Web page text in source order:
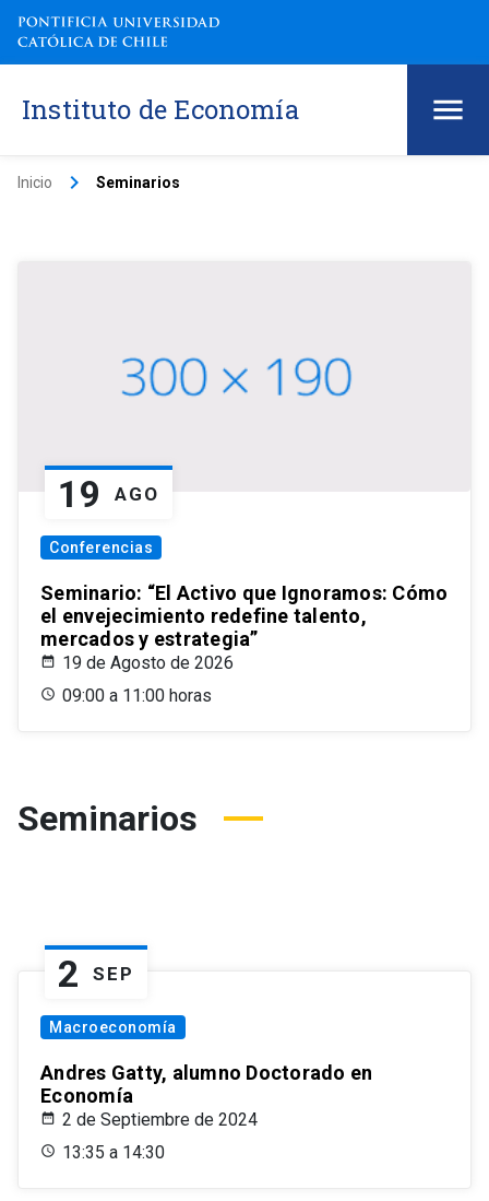
Instituto de Economía
Inicio keyboard_arrow_right Seminarios
19 AGO
Conferencias
Seminario: “El Activo que Ignoramos: Cómo
el envejecimiento redefine talento,
mercados y estrategia”
19 de Agosto de 2026
09:00 a 11:00 horas
Seminarios
2 SEP
Macroeconomía
Andres Gatty, alumno Doctorado en
Economía
2 de Septiembre de 2024
13:35 a 14:30